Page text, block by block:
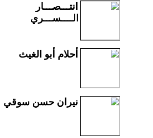
انتـــصـــار
الــــســـري
أحلام أبو الغيث
نيران حسن سوقي